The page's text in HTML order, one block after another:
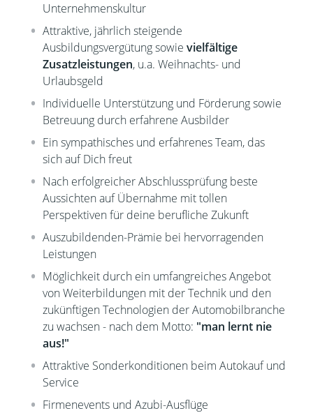
Unternehmenskultur
Attraktive, jährlich steigende
Ausbildungsvergütung sowievielfältige
Zusatzleistungen, u.a. Weihnachts- und
Urlaubsgeld
Individuelle Unterstützung und Förderung sowie
Betreuung durch erfahrene Ausbilder
Ein sympathisches und erfahrenes Team, das
sich auf Dich freut
Nach erfolgreicher Abschlussprüfung beste
Aussichten auf Übernahme mit tollen
Perspektiven für deine berufliche Zukunft
Auszubildenden-Prämie bei hervorragenden
Leistungen
Möglichkeit durch ein umfangreiches Angebot
von Weiterbildungen mit der Technik und den
zukünftigen Technologien der Automobilbranche
zu wachsen - nach dem Motto: "man lernt nie
aus!"
Attraktive Sonderkonditionen beim Autokauf und
Service
Firmenevents und Azubi-Ausflüge